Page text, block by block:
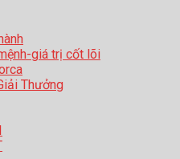
giá trị cốt lõi
Thưởng